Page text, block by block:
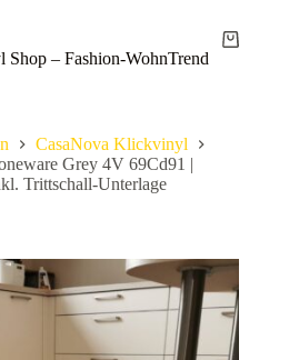
– Fashion-WohnTrend
Warenkorb
CasaNova Klickvinyl
Grey 4V 69Cd91 |
Trittschall-Unterlage